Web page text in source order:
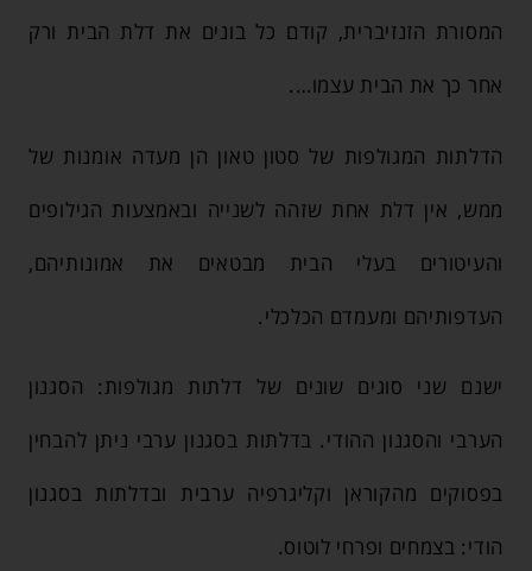
המסורת הזנזיברית, קודם כל בונים את דלת הבית ורק
אחר כך את הבית עצמו….
הדלתות המגולפות של סטון טאון הן מעדה אומנות של
ממש, אין דלת אחת שזהה לשנייה ובאמצעות הגילופים
והעיטורים בעלי הבית מבטאים את אמונותיהם,
העדפותיהם ומעמדם הכלכלי.
ישנם שני סוגים שונים של דלתות מגולפות: הסגנון
הערבי והסגנון ההודי. בדלתות בסגנון ערבי ניתן להבחין
בפסוקים מהקוראן וקליגרפיה ערבית ובדלתות בסגנון
הודי: בצמחים ופרחי לוטוס.